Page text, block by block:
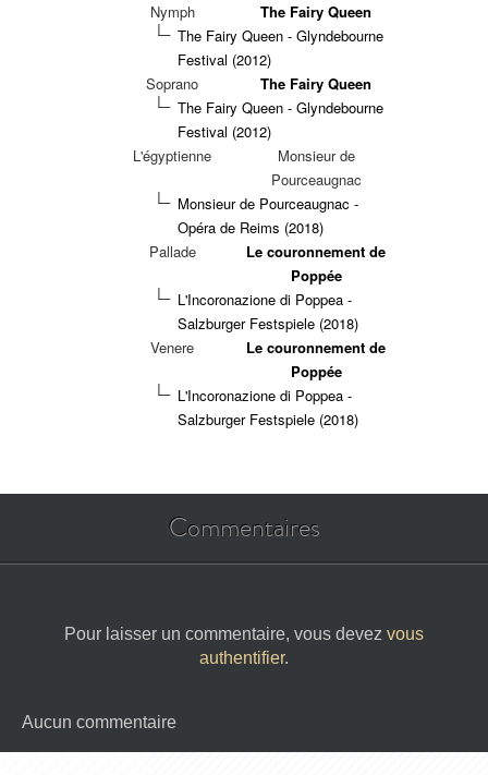
Nymph
The Fairy Queen
The Fairy Queen - Glyndebourne
Festival (2012)
Soprano
The Fairy Queen
The Fairy Queen - Glyndebourne
Festival (2012)
L'égyptienne
Monsieur de
Pourceaugnac
Monsieur de Pourceaugnac -
Opéra de Reims (2018)
Pallade
Le couronnement de
Poppée
L'Incoronazione di Poppea -
Salzburger Festspiele (2018)
Venere
Le couronnement de
Poppée
L'Incoronazione di Poppea -
Salzburger Festspiele (2018)
Commentaires
Pour laisser un commentaire, vous devez vous
authentifier.
Aucun commentaire